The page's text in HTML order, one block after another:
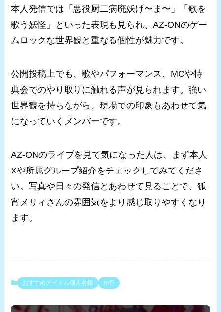
本人発信では「悪役厨二病廃妖げ〜ま〜」「歌を
歌う妖怪」といった表現も見られ、AZ-ONのゲー
ムロックな世界観と重なる個性が魅力です。
公開投稿上でも、歌やパフォーマンス、MCや特
典会でのやり取りに触れる声が見られます。強い
世界観を持ちながら、現場での印象もあわせて気
になっていくメンバーです。
AZ-ONのライブを見て気になった人は、まず本人
Xや所属グループ紹介をチェックしてみてくださ
い。写真や日々の発信とあわせて見ることで、狐
宵メリィさんの雰囲気をより感じ取りやすくなり
ます。
おすすめアイドル個人名鑑 か行